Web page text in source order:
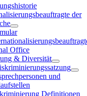
der
Office
& Diversität
und
Definitionen